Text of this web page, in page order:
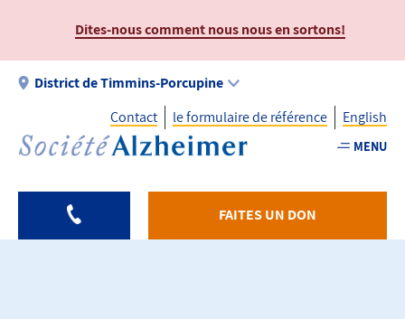
contenu
principal
Dites-nous comment nous nous en sortons!
District de Timmins-Porcupine
-
-
Contact le formulaire de référence English
MENU
FAITES UN DON